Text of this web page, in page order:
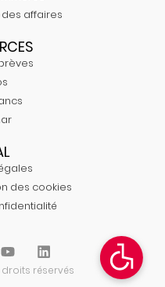
affaires
des cookies
réservés